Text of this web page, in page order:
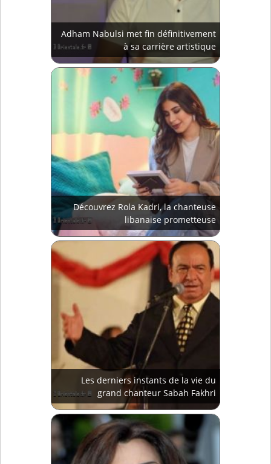
Adham Nabulsi met fin définitivement
à sa carrière artistique
Découvrez Rola Kadri, la chanteuse
libanaise prometteuse
Les derniers instants de la vie du
grand chanteur Sabah Fakhri